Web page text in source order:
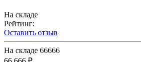
На складе
Рейтинг:
Оставить отзыв
На складе 66666